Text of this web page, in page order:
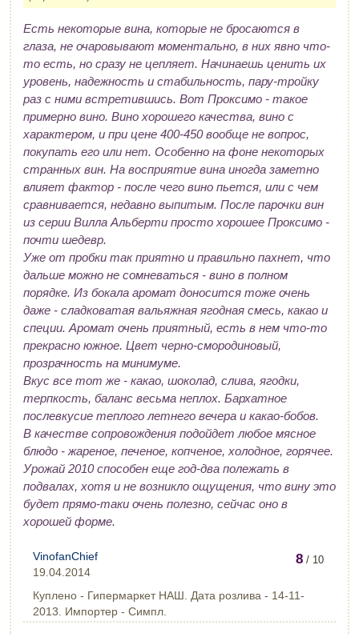
Есть некоторые вина, которые не бросаются в
глаза, не очаровывают моментально, в них явно что-
то есть, но сразу не цепляет. Начинаешь ценить их
уровень, надежность и стабильность, пару-тройку
раз с ними встретившись. Вот Проксимо - такое
примерно вино. Вино хорошего качества, вино с
характером, и при цене 400-450 вообще не вопрос,
покупать его или нет. Особенно на фоне некоторых
странных вин. На восприятие вина иногда заметно
влияет фактор - после чего вино пьется, или с чем
сравнивается, недавно выпитым. После парочки вин
из серии Вилла Альберти просто хорошее Проксимо -
почти шедевр.
Уже от пробки так приятно и правильно пахнет, что
дальше можно не сомневаться - вино в полном
порядке. Из бокала аромат доносится тоже очень
даже - сладковатая вальяжная ягодная смесь, какао и
специи. Аромат очень приятный, есть в нем что-то
прекрасно южное. Цвет черно-смородиновый,
прозрачность на минимуме.
Вкус все тот же - какао, шоколад, слива, ягодки,
терпкость, баланс весьма неплох. Бархатное
послевкусие теплого летнего вечера и какао-бобов.
В качестве сопровождения подойдет любое мясное
блюдо - жареное, печеное, копченое, холодное, горячее.
Урожай 2010 способен еще год-два полежать в
подвалах, хотя и не возникло ощущения, что вину это
будет прямо-таки очень полезно, сейчас оно в
хорошей форме.
8 / 10
VinofanChief
19.04.2014
Куплено - Гипермаркет НАШ. Дата розлива - 14-11-
2013. Импортер - Симпл.